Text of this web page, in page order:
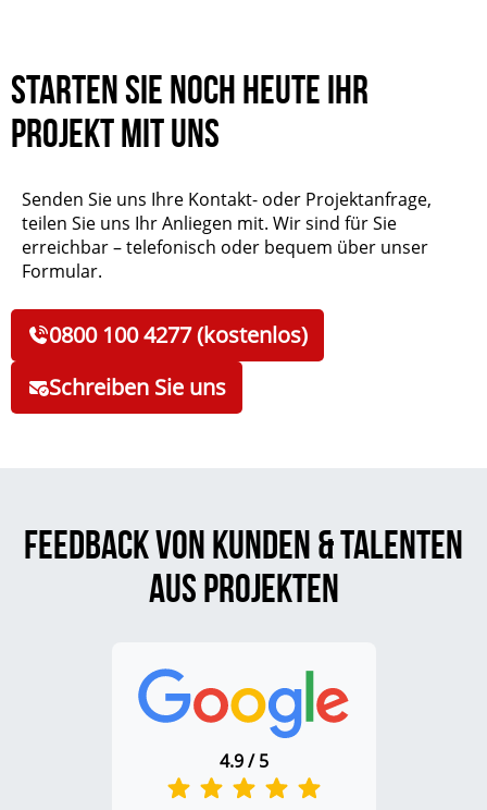
Starten Sie noch heute Ihr
Projekt mit uns
Senden Sie uns Ihre Kontakt- oder Projektanfrage,
teilen Sie uns Ihr Anliegen mit. Wir sind für Sie
erreichbar – telefonisch oder bequem über unser
Formular.
0800 100 4277 (kostenlos)
Schreiben Sie uns
Feedback von Kunden & Talenten
aus Projekten
4.9 / 5